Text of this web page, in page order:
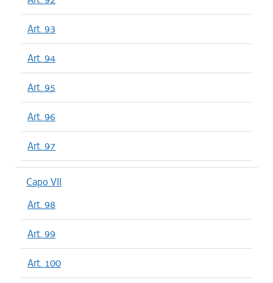
Art. 93
Art. 94
Art. 95
Art. 96
Art. 97
Capo VII
Art. 98
Art. 99
Art. 100